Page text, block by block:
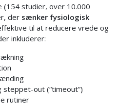
(154 studier, over 10.000
der sænker fysiologisk
til at reducere vrede og
inkluderer:
steppet-out (“timeout”)
rutiner